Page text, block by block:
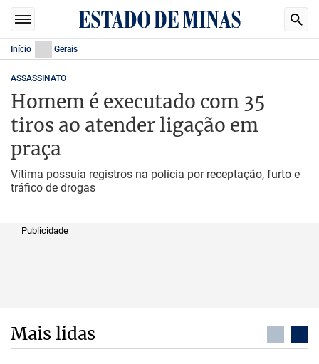
Início Gerais
ASSASSINATO
Homem é executado com 35
tiros ao atender ligação em
praça
Vítima possuía registros na polícia por receptação, furto e
tráfico de drogas
Publicidade
Mais lidas